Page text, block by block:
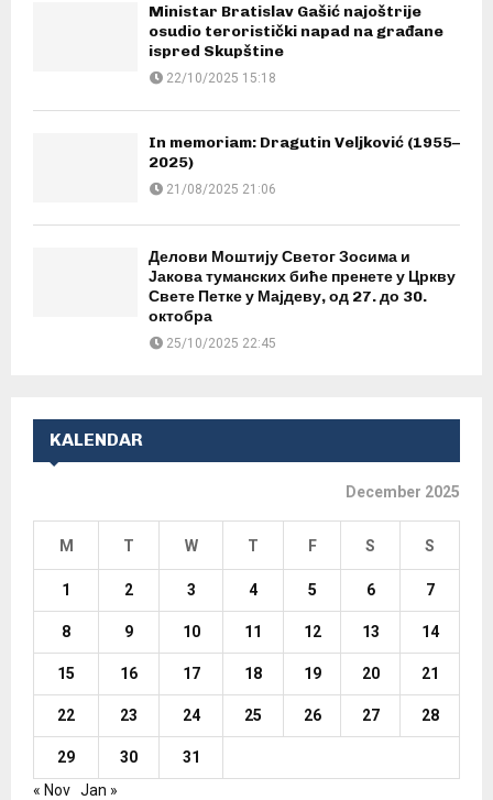
Ministar Bratislav Gašić najoštrije
osudio teroristički napad na građane
ispred Skupštine
22/10/2025 15:18
In memoriam: Dragutin Veljković (1955–
2025)
21/08/2025 21:06
Делови Моштију Светог Зосима и
Јакова туманских биће пренете у Цркву
Свете Петке у Мајдеву, од 27. до 30.
октобра
25/10/2025 22:45
KALENDAR
December 2025
M T W T F S S
1 2 3 4 5 6 7
8 9 10 11 12 13 14
15 16 17 18 19 20 21
22 23 24 25 26 27 28
29 30
31
« Nov Jan »